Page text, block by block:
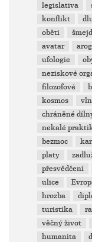
legislativa
konflikt
oběti
avatar
ufologie
neziskové
filozofové
kosmos
chráněné
nekalé
bezmoc
platy
přesvědčení
ulice
hrozba
turistika
věčný život
humanita